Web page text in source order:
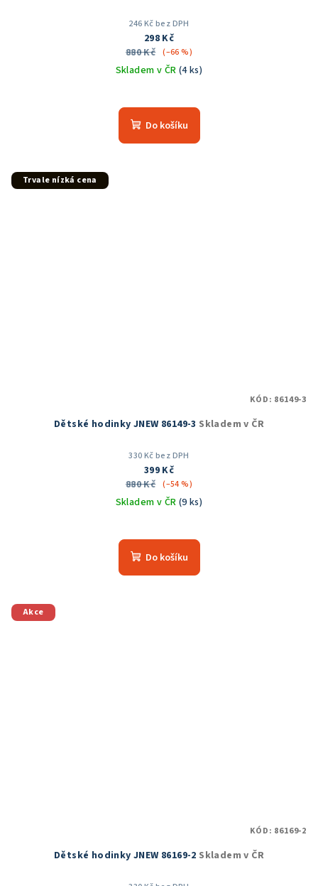
246 Kč bez DPH
298 Kč
880 Kč (–66 %)
Skladem v ČR (4 ks)
hodnocení
produktu
Do košíku
Trvale nízká cena
Dětské hodinky JNEW 86149-3 Skladem v ČR
330 Kč bez DPH
399 Kč
880 Kč (–54 %)
Skladem v ČR (9 ks)
hodnocení
produktu
Do košíku
KÓD: 86149-3
Akce
Dětské hodinky JNEW 86169-2 Skladem v ČR
KÓD: 86169-2